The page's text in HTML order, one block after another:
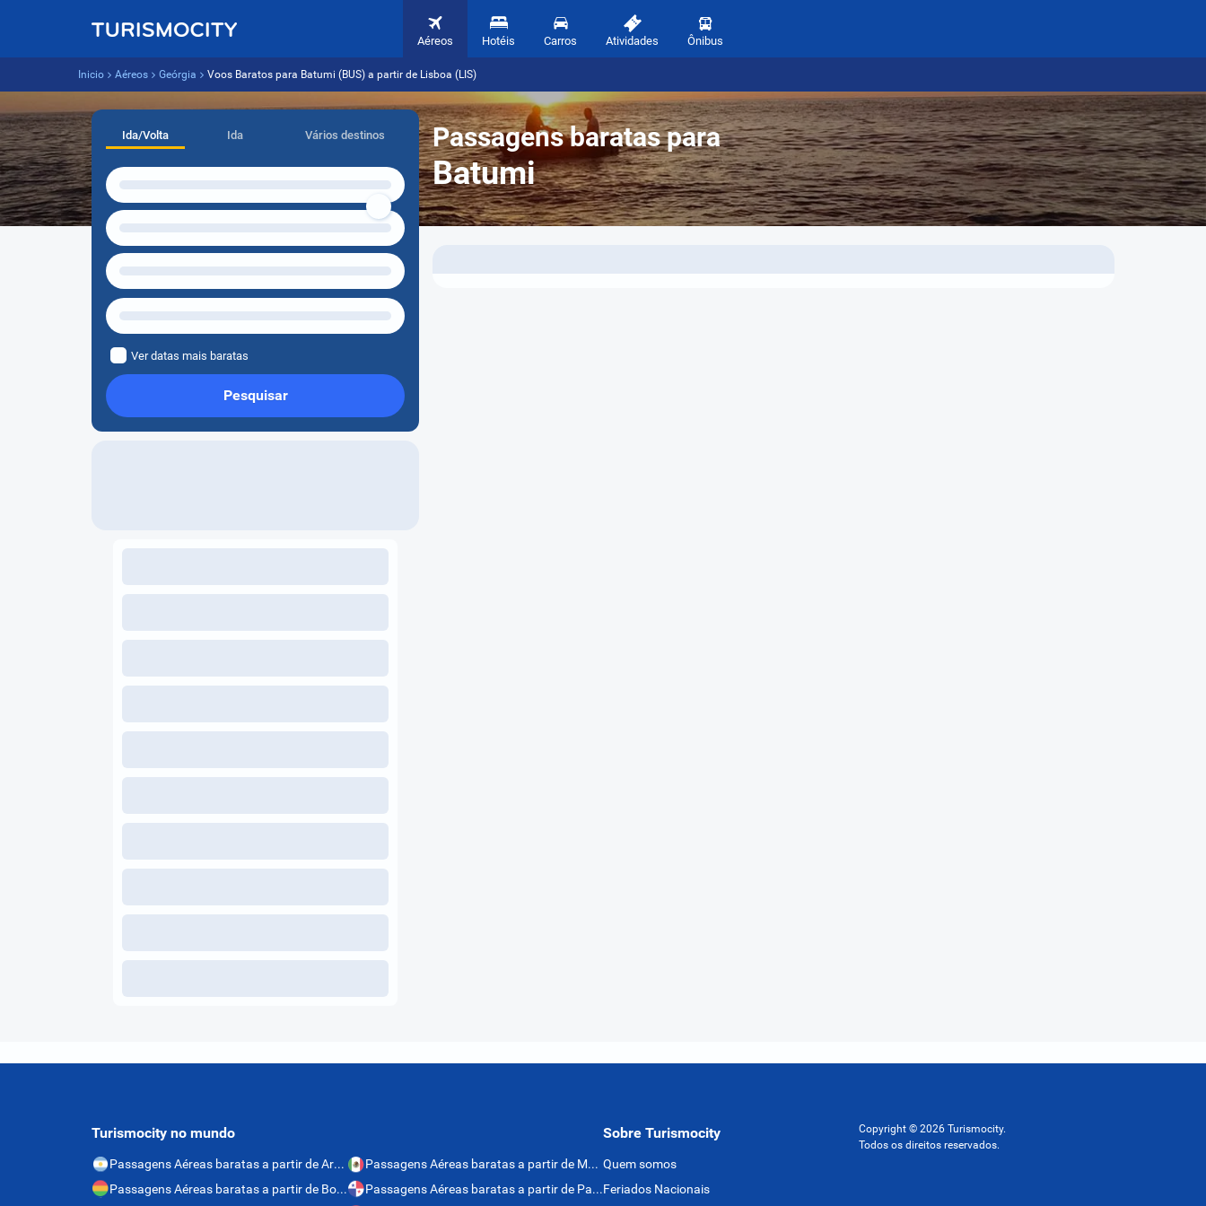
Aéreos Hotéis Carros Atividades Ônibus
Inicio Aéreos Geórgia Voos Baratos para Batumi (BUS) a partir de Lisboa (LIS)
Passagens baratas para
Batumi
Ida/Volta Ida Vários destinos
Ver datas mais baratas
Pesquisar
Turismocity no mundo
Passagens Aéreas baratas a partir de Argentina
Passagens Aéreas baratas a partir de Bolívia
Passagens Aéreas baratas a partir de México
Passagens Aéreas baratas a partir de Panamá
Sobre Turismocity
Quem somos
Feriados Nacionais
Copyright © 2026 Turismocity.
Todos os direitos reservados.